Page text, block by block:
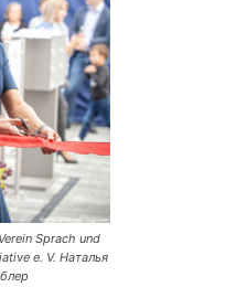
Sprach und
e. V. Наталья